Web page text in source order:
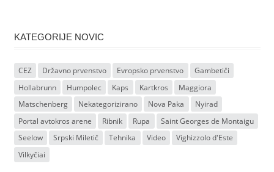
KATEGORIJE NOVIC
CEZ Državno prvenstvo Evropsko prvenstvo
Gambetiči
Hollabrunn
Humpolec Kaps Kartkros
Maggiora
Matschenberg
Nekategorizirano Nova Paka
Nyirad
Portal avtokros arene
Ribnik Rupa
Saint Georges de Montaigu
Seelow
Srpski Miletič Tehnika Video
Vighizzolo d'Este
Vilkyčiai